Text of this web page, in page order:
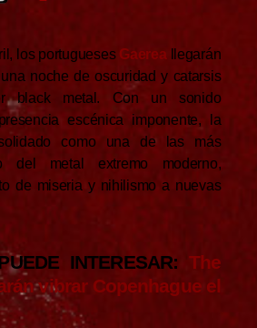
los portugueses Gaereallegarán
noche de oscuridad y catarsis
black metal. Con un sonido
escénica imponente, la
como una de las más
del metal extremo moderno,
de miseria y nihilismo a nuevas
INTERESAR:The
vibrar Copenhague el